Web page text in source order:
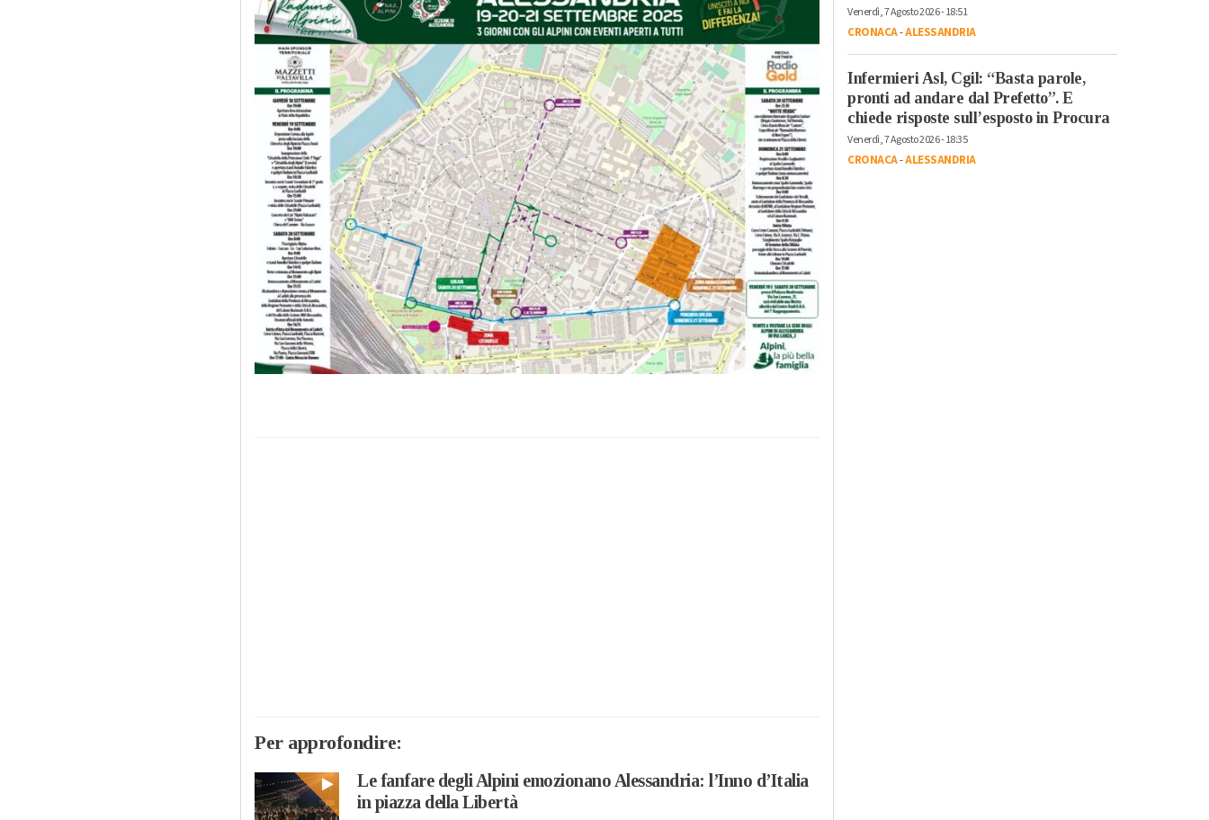
Per approfondire:
Le fanfare degli Alpini emozionano Alessandria: l’Inno d’Italia
in piazza della Libertà
Venerdì, 7 Agosto 2026 - 18:51
CRONACA-ALESSANDRIA
Infermieri Asl, Cgil: “Basta parole,
pronti ad andare dal Prefetto”. E
chiede risposte sull’esposto in Procura
Venerdì, 7 Agosto 2026 - 18:35
CRONACA-ALESSANDRIA